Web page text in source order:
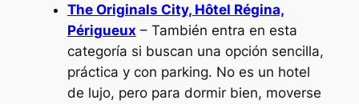
The Originals City, Hôtel Régina,
Périgueux – También entra en esta
categoría si buscan una opción sencilla,
práctica y con parking. No es un hotel
de lujo, pero para dormir bien, moverse